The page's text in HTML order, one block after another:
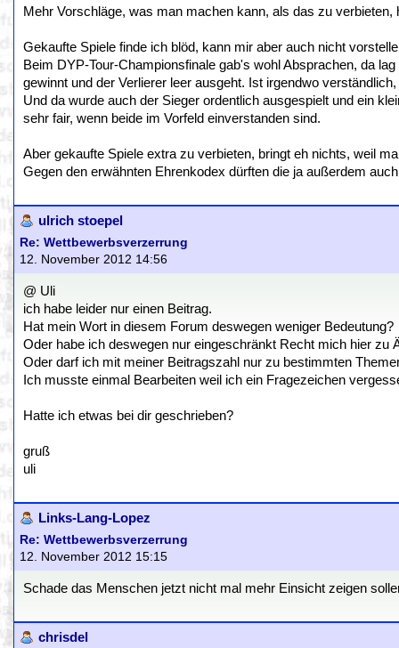
Mehr Vorschläge, was man machen kann, als das zu verbieten,
Gekaufte Spiele finde ich blöd, kann mir aber auch nicht
Beim DYP-Tour-Championsfinale gab's wohl Absprachen, da
gewinnt und der Verlierer leer ausgeht. Ist irgendwo
Und da wurde auch der Sieger ordentlich ausgespielt und ein
sehr fair, wenn beide im Vorfeld einverstanden sind.
Aber gekaufte Spiele extra zu verbieten, bringt eh nichts, weil
Gegen den erwähnten Ehrenkodex dürften die ja außerdem
ulrich stoepel
Re: Wettbewerbsverzerrung
12. November 2012 14:56
@ Uli
ich habe leider nur einen Beitrag.
Hat mein Wort in diesem Forum deswegen weniger Bedeutung?
Oder habe ich deswegen nur eingeschränkt Recht mich hier zu
Oder darf ich mit meiner Beitragszahl nur zu bestimmten
Ich musste einmal Bearbeiten weil ich ein Fragezeichen
Hatte ich etwas bei dir geschrieben?
gruß
uli
Links-Lang-Lopez
Re: Wettbewerbsverzerrung
12. November 2012 15:15
Schade das Menschen jetzt nicht mal mehr Einsicht zeigen
chrisdel